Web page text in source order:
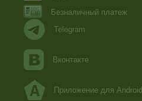
Безналичный платеж
Telegram
Вконтакте
Приложение для Android